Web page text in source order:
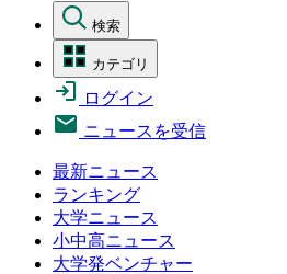
検索
カテゴリ
ログイン
ニュースを受信
最新ニュース
ランキング
大学ニュース
小中高ニュース
大学発ベンチャー